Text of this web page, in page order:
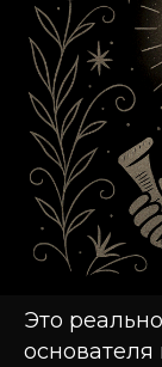
Это
основателя